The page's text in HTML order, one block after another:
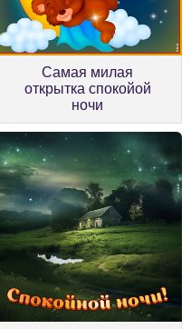
Самая милая
открытка спокойой
ночи